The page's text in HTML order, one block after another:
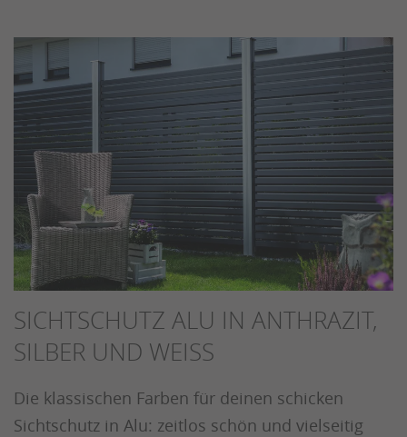
SICHTSCHUTZ ALU IN ANTHRAZIT,
SILBER UND WEISS
Die klassischen Farben für deinen schicken
Sichtschutz in Alu: zeitlos schön und vielseitig